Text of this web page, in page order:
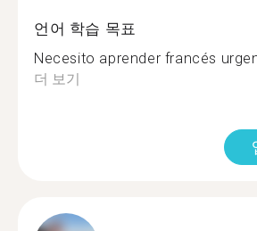
언어 학습 목표
Necesito aprender francés
더 보기